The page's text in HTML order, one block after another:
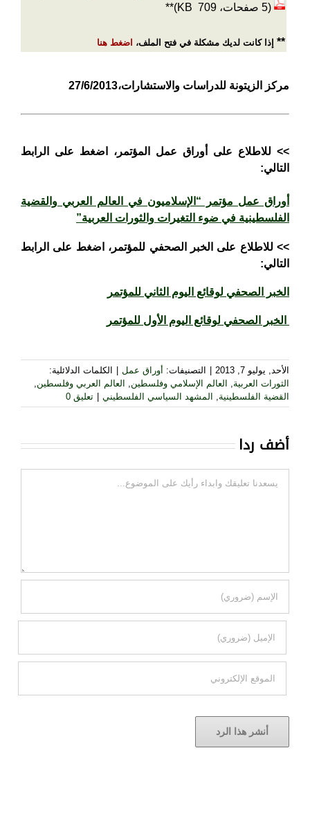
(5 صفحات، 709 KB)*
*
*
* إذا كانت لديك مشكلة في فتح الملف، اضغط هنا
مركز الزيتونة للدراسات والاستشارات،27/6/2013
>> للاطلاع على أوراق عمل المؤتمر، اضغط على الرابط
التالي:
أوراق عمل مؤتمر “الإسلاميون في العالم العربي والقضية
الفلسطينية في ضوء التغيرات والثورات العربية”
>> للاطلاع على الخبر الصحفي للمؤتمر ، اضغط على الرابط
التالي:
الخبر الصحفي لوقائع اليوم الثاني للمؤتمر
الخبر الصحفي لوقائع اليوم الأول للمؤتمر
الأحد, يوليو 7, 2013 التصنيفات: أوراق عمل
الكلمات الدلائلية:
الثورات العربية, العالم الإسلامي وفلسطين, العالم العربي وفلسطين,
القضية الفلسطينية, المشهد السياسي الفلسطيني تعليق 0
أضف ردا
تعليقات